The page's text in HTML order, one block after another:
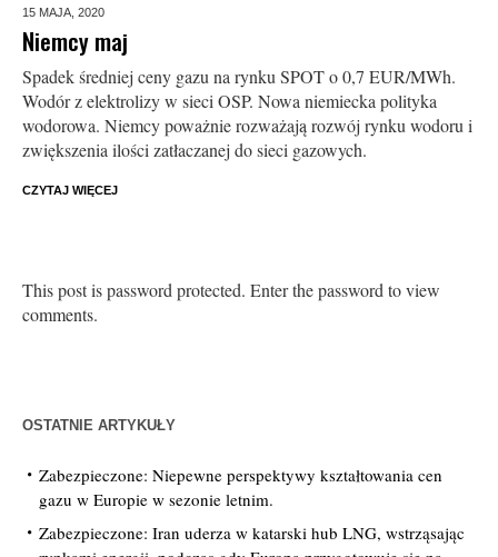
15 MAJA, 2020
Niemcy maj
Spadek średniej ceny gazu na rynku SPOT o 0,7 EUR/MWh.
Wodór z elektrolizy w sieci OSP. Nowa niemiecka polityka
wodorowa. Niemcy poważnie rozważają rozwój rynku wodoru i
zwiększenia ilości zatłaczanej do sieci gazowych.
CZYTAJ WIĘCEJ
This post is password protected. Enter the password to view
comments.
OSTATNIE ARTYKUŁY
Zabezpieczone: Niepewne perspektywy kształtowania cen
gazu w Europie w sezonie letnim.
Zabezpieczone: Iran uderza w katarski hub LNG, wstrząsając